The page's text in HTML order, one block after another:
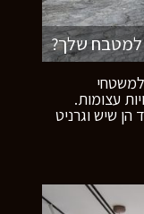
למטבח שלך?
עצומות.
הן שיש וגרניט